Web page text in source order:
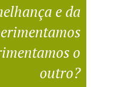
e da
o
outro?